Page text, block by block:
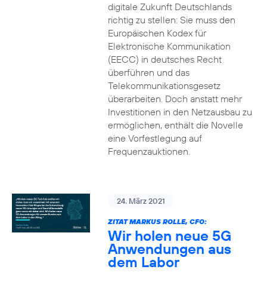
digitale Zukunft Deutschlands
richtig zu stellen: Sie muss den
Europäischen Kodex für
Elektronische Kommunikation
(EECC) in deutsches Recht
überführen und das
Telekommunikationsgesetz
überarbeiten. Doch anstatt mehr
Investitionen in den Netzausbau zu
ermöglichen, enthält die Novelle
eine Vorfestlegung auf
Frequenzauktionen.
24. März 2021
ZITAT MARKUS ROLLE, CFO:
Wir holen neue 5G
Anwendungen aus
dem Labor